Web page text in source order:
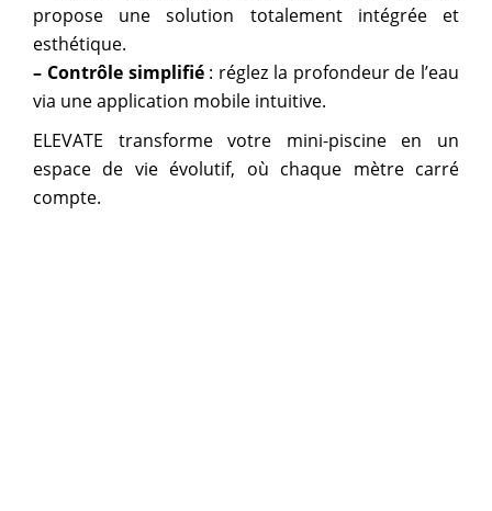
propose une solution totalement intégrée et
esthétique.
– Contrôle simplifié: réglez la profondeur de l’eau
via une application mobile intuitive.
ELEVATE transforme votre mini-piscine en un
espace de vie évolutif, où chaque mètre carré
compte.